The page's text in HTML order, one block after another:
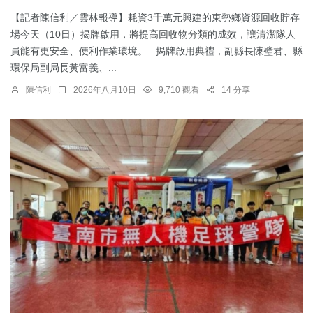
【記者陳信利／雲林報導】耗資3千萬元興建的東勢鄉資源回收貯存
場今天（10日）揭牌啟用，將提高回收物分類的成效，讓清潔隊人
員能有更安全、便利作業環境。 揭牌啟用典禮，副縣長陳璧君、縣
環保局副局長黃富義、...
陳信利 2026年八月10日 9,710 觀看 14 分享